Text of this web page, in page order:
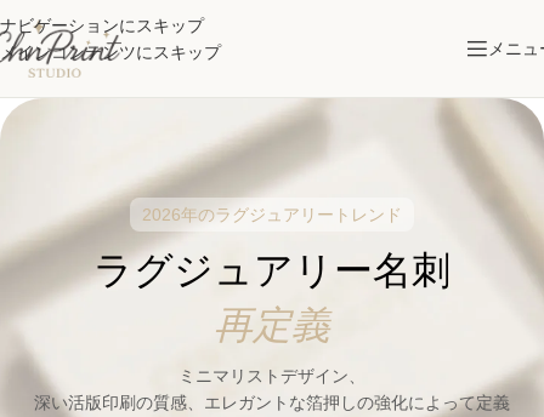
ナビゲーションにスキップ
メインコンテンツにスキップ
メニュ
2026年のラグジュアリートレンド
ラグジュアリー名刺
再定義
ミニマリストデザイン、
深い活版印刷の質感、エレガントな箔押しの強化によって定義